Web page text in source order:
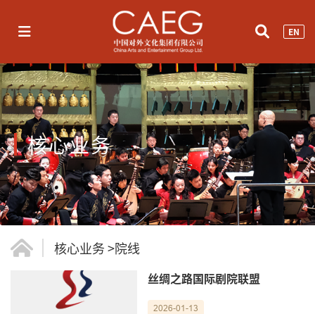
EN
核心业务
核心业务>院线
丝绸之路国际剧院联盟
2026-01-13